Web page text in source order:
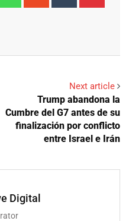
Next article
Trump abandona la
Cumbre del G7 antes de su
finalización por conflicto
entre Israel e Irán
Digital